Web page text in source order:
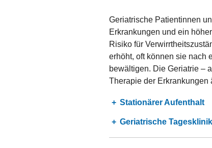
Geriatrische Patientinnen
Erkrankungen und ein
Risiko für
erhöht, oft können sie nach
bewältigen. Die Geriatrie –
Therapie der Erkrankungen
Stationärer Aufenthalt
Geriatrische Tagesklinik